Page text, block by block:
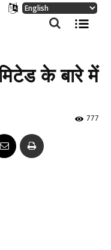
के बारे में
777